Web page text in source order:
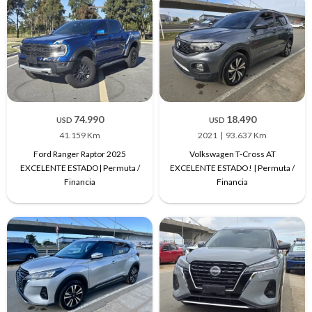
USD 74.990
41.159 Km
Ford Ranger Raptor 2025
EXCELENTE ESTADO| Permuta /
Financia
USD 18.490
2021
93.637 Km
Volkswagen T-Cross AT
EXCELENTE ESTADO! | Permuta /
Financia